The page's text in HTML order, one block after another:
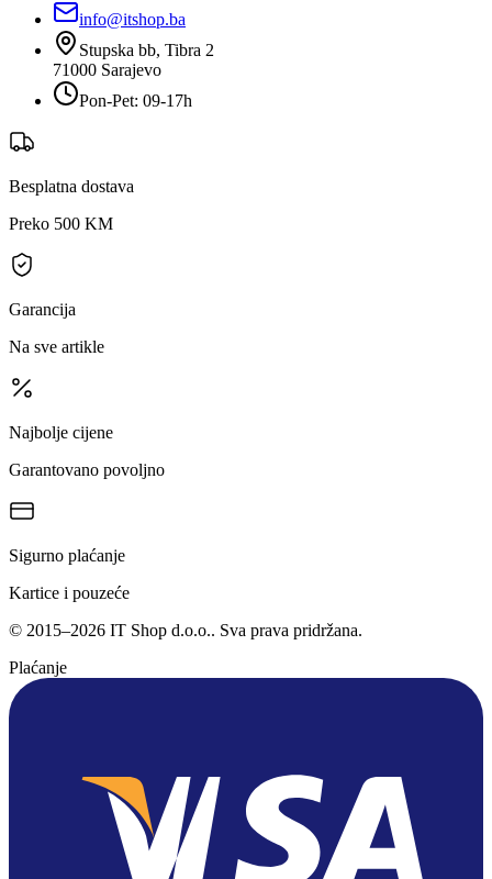
info@itshop.ba
Stupska bb, Tibra 2
71000 Sarajevo
Pon-Pet: 09-17h
Besplatna dostava
Preko 500 KM
Garancija
Na sve artikle
Najbolje cijene
Garantovano povoljno
Sigurno plaćanje
Kartice i pouzeće
© 2015–2026 IT Shop d.o.o.. Sva prava pridržana.
Plaćanje